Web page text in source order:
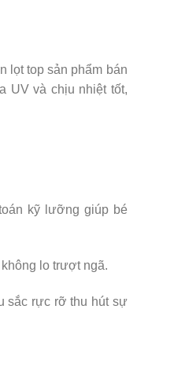
lọt top sản phẩm bán
UV và chịu nhiệt tốt,
kỹ lưỡng giúp bé
lo trượt ngã.
sắc rực rỡ thu hút sự